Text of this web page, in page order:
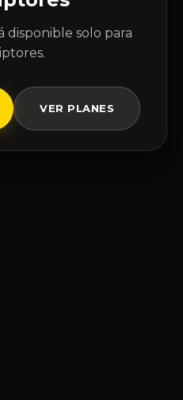
disponible solo para
VER PLANES